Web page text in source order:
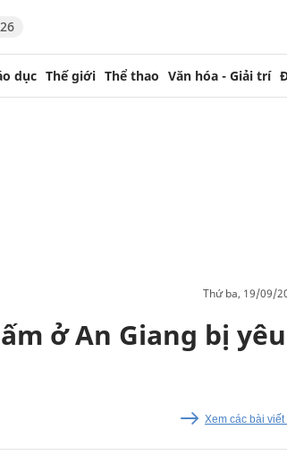
dục Thế giới Thể thao Văn hóa - Giải trí
thứ ba, 19/09/
ở An Giang bị yêu
Xem các bài